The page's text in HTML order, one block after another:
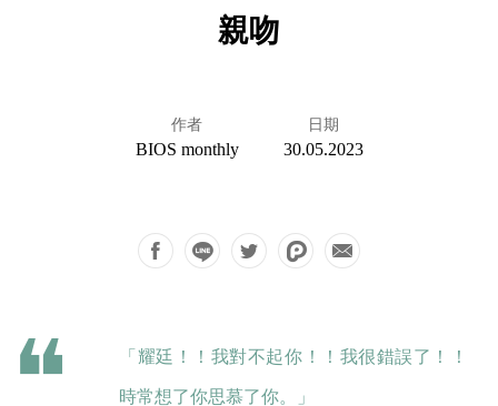
親吻
作者
BIOS monthly
日期
30.05.2023
「耀廷！！我對不起你！！我很錯誤了！！
時常想了你思慕了你。」